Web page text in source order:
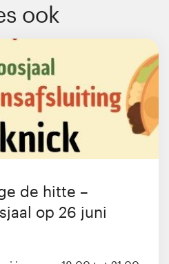
ook
de hitte –
op 26 juni